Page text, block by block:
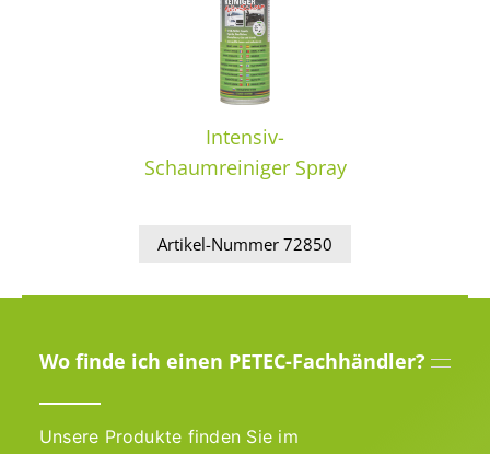
Intensiv-
Schaumreiniger Spray
Artikel-Nummer 72850
Wo finde ich einen PETEC-Fachhändler?
Unsere Produkte finden Sie im